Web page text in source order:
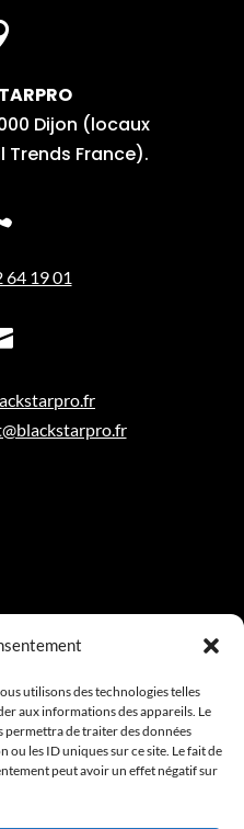
utilisons des technologies telles
aux informations des appareils. Le
permettra de traiter des données
les ID uniques sur ce site. Le fait de
peut avoir un effet négatif sur
Dijon (locaux
Trends France).
64 19 01
de vente